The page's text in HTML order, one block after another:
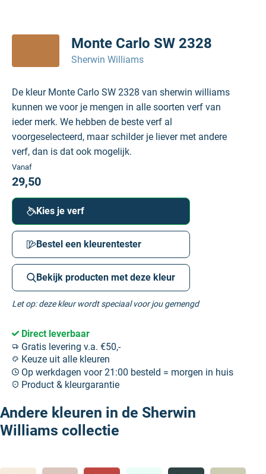
Monte Carlo SW 2328
Sherwin Williams
De kleur Monte Carlo SW 2328 van sherwin williams
kunnen we voor je mengen in alle soorten verf van
ieder merk. We hebben de beste verf al
voorgeselecteerd, maar schilder je liever met andere
verf, dan is dat ook mogelijk.
Vanaf
29,50
Kies je verf
Bestel een kleurentester
Bekijk producten met deze kleur
Let op: deze kleur wordt speciaal voor jou gemengd
Direct leverbaar
Gratis levering v.a. €50,-
Keuze uit alle kleuren
Op werkdagen voor 21:00 besteld = morgen in huis
Product & kleurgarantie
Andere kleuren in de Sherwin
Williams collectie